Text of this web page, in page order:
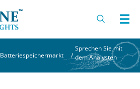
Batteriespeichermarkt /
Sprechen Sie mit
dem Analysten